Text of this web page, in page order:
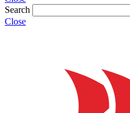
Search
Close